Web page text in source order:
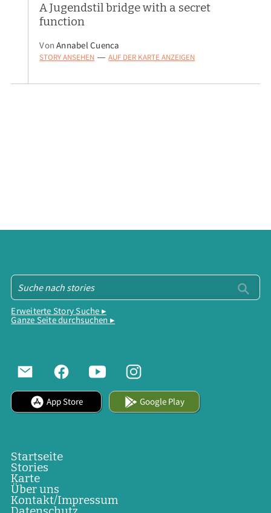
A Jugendstil bridge with a secret
function
VonAnnabel Cuenca
STORY ANSEHEN — AUF DER KARTE ANZEIGEN
Erweiterte Story Suche ▸
Ganze Seite durchsuchen ▸
App Store Google Play
Startseite
Stories
Karte
Über uns
Kontakt/Impressum